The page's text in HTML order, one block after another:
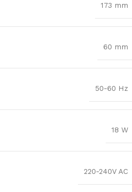
173 mm
60 mm
50-60 Hz
18 W
220-240V AC